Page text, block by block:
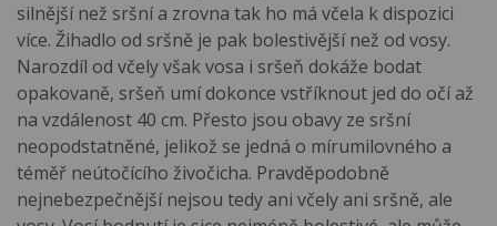
silnější než sršní a zrovna tak ho má včela k dispozici
více. Žihadlo od sršně je pak bolestivější než od vosy.
Narozdíl od včely však vosa i sršeň dokáže bodat
opakovaně, sršeň umí dokonce vstříknout jed do očí až
na vzdálenost 40 cm. Přesto jsou obavy ze sršní
neopodstatněné, jelikož se jedná o mírumilovného a
téměř neútočícího živočicha. Pravděpodobně
nejnebezpečnější nejsou tedy ani včely ani sršně, ale